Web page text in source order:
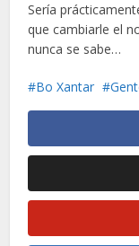
Sería
que cambiarle el
nunca se sabe…
Bo Xantar